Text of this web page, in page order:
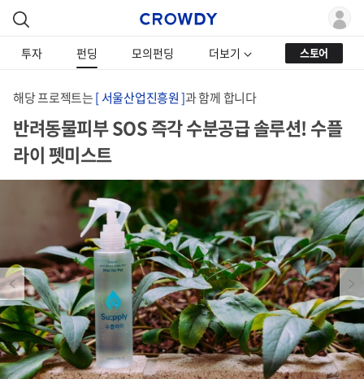
투자 펀딩 모의펀딩 더보기 스토어
해당 프로젝트는[ 서울산업진흥원 ]과 함께 합니다
반려동물피부 SOS 즉각 수분공급 솔루션! 수플
라이 펫미스트
Previous Next